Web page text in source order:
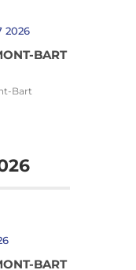
2026
BART
Bart
BART